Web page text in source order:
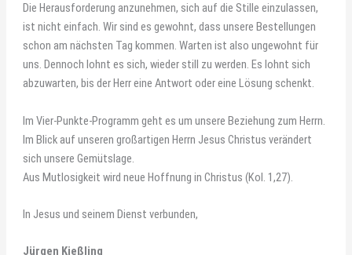
Die Herausforderung anzunehmen, sich auf die Stille einzulassen,
ist nicht einfach. Wir sind es gewohnt, dass unsere Bestellungen
schon am nächsten Tag kommen. Warten ist also ungewohnt für
uns. Dennoch lohnt es sich, wieder still zu werden. Es lohnt sich
abzuwarten, bis der Herr eine Antwort oder eine Lösung schenkt.
Im Vier-Punkte-Programm geht es um unsere Beziehung zum Herrn.
Im Blick auf unseren großartigen Herrn Jesus Christus verändert
sich unsere Gemütslage.
Aus Mutlosigkeit wird neue Hoffnung in Christus (Kol. 1,27).
In Jesus und seinem Dienst verbunden,
Jürgen Kießling